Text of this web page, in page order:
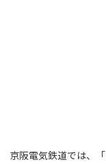
京阪電気鉄道では、